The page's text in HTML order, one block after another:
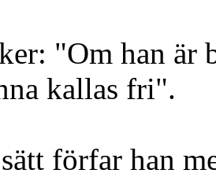
"Om han är
kallas fri".
sätt förfar han